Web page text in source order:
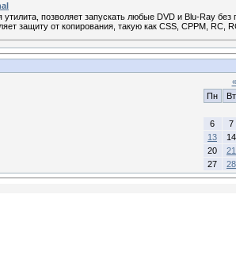
утилита, позволяет запускать любые DVD и Blu-Ray
защиту от копирования, такую как CSS, CPPM, RC,
«
Пн
Вт
6
7
13
14
20
21
27
28